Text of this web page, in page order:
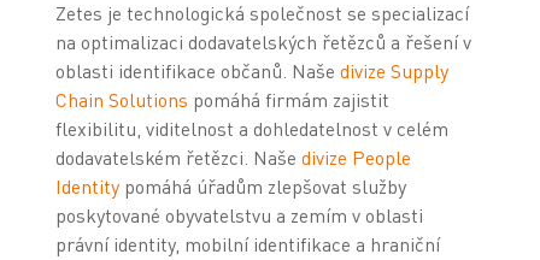
Zetes je technologická společnost se specializací
na optimalizaci dodavatelských řetězců a řešení v
oblasti identifikace občanů. Naše divize Supply
Chain Solutions pomáhá firmám zajistit
flexibilitu, viditelnost a dohledatelnost v celém
dodavatelském řetězci. Naše divize People
Identitypomáhá úřadům zlepšovat služby
poskytované obyvatelstvu a zemím v oblasti
právní identity, mobilní identifikace a hraniční